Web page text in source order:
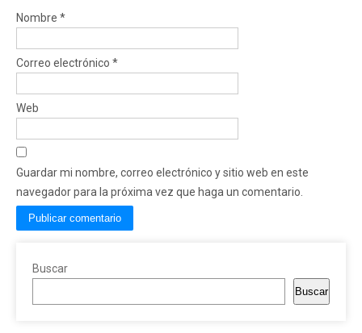
Nombre *
Correo electrónico *
Web
Guardar mi nombre, correo electrónico y sitio web en este
navegador para la próxima vez que haga un comentario.
Buscar
Buscar